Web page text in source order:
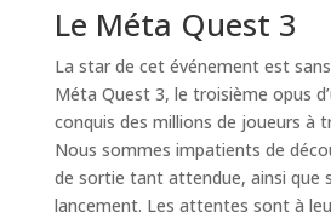
Le Méta Quest 3
La star de cet événement est
Méta Quest 3, le troisième opus
conquis des millions de joueurs à
Nous sommes impatients de
de sortie tant attendue, ainsi que
lancement. Les attentes sont à